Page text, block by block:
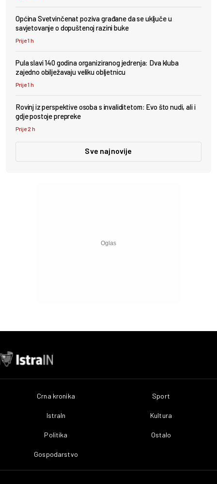
Općina Svetvinčenat poziva građane da se uključe u
savjetovanje o dopuštenoj razini buke
Prije 1 h
Pula slavi 140 godina organiziranog jedrenja: Dva kluba
zajedno obilježavaju veliku obljetnicu
Prije 1 h
Rovinj iz perspektive osoba s invaliditetom: Evo što nudi, ali i
gdje postoje prepreke
Prije 2 h
Sve najnovije
Crna kronika
IstraIn
Politika
Gospodarstvo
Sport
Kultura
Ostalo